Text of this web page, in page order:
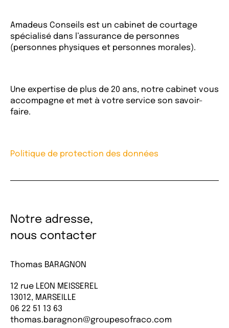
Amadeus Conseils est un cabinet de courtage
spécialisé dans l’assurance de personnes
(personnes physiques et personnes morales).
Une expertise de plus de 20 ans, notre cabinet vous
accompagne et met à votre service son savoir-
faire.
Politique de protection des données
Notre adresse,
nous contacter
Thomas BARAGNON
12 rue LEON MEISSEREL
13012, MARSEILLE
06 22 51 13 63
thomas.baragnon@groupesofraco.com